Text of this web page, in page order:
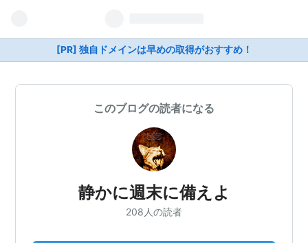
[PR] 独自ドメインは早めの取得がおすすめ！
このブログの読者になる
静かに週末に備えよ
208人の読者